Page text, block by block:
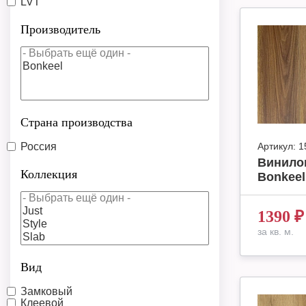
Производитель
Страна производства
Россия
Коллекция
Вид
Замковый
Клеевой
Артикул:
1390 ₽
за кв. м.